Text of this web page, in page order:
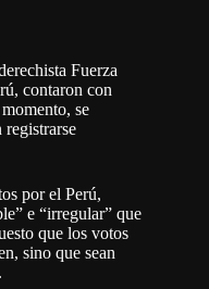
Fuerza
contaron con
se
registrarse
por el Perú,
e “irregular” que
que los votos
sino que sean